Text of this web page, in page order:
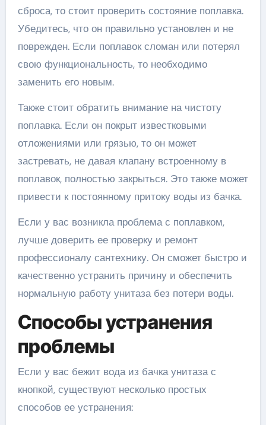
сброса, то стоит проверить состояние поплавка.
Убедитесь, что он правильно установлен и не
поврежден. Если поплавок сломан или потерял
свою функциональность, то необходимо
заменить его новым.
Также стоит обратить внимание на чистоту
поплавка. Если он покрыт известковыми
отложениями или грязью, то он может
застревать, не давая клапану встроенному в
поплавок, полностью закрыться. Это также может
привести к постоянному притоку воды из бачка.
Если у вас возникла проблема с поплавком,
лучше доверить ее проверку и ремонт
профессионалу сантехнику. Он сможет быстро и
качественно устранить причину и обеспечить
нормальную работу унитаза без потери воды.
Способы устранения
проблемы
Если у вас бежит вода из бачка унитаза с
кнопкой, существуют несколько простых
способов ее устранения: